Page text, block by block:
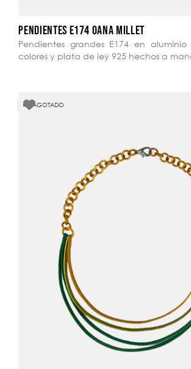
PENDIENTES E174 OANA MILLET
Pendientes grandes E174 en
colores y plata de ley 925 hechos a
AGOTADO